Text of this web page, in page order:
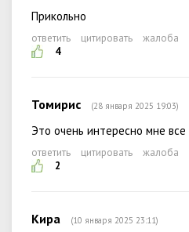
Прикольно
ответить цитировать
жалоба
4
Томирис (28 января 2025 19:03)
Это очень интересно мне все
ответить цитировать
жалоба
2
Кира (10 января 2025 23:11)